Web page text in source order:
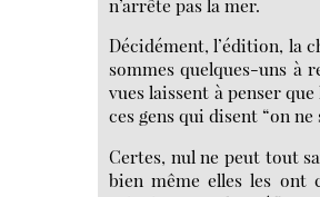
Décidément, l’édition, la
sommes quelques-uns à
vues laissent à penser
ces gens qui disent “on
Certes, nul ne peut tout
bien même elles les ont